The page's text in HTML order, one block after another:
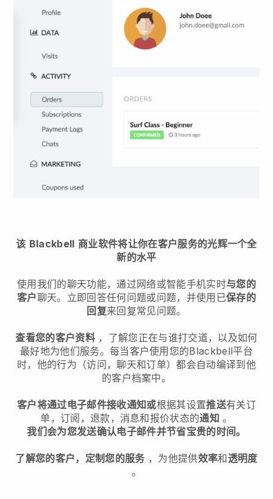
该 Blackbell 商业软件将让你在客户服务的光辉一个全
新的水平
使用我们的聊天功能，通过网络或智能手机实时与您的
客户聊天。立即回答任何问题或问题，并使用已保存的
回复来回复常见问题。
查看您的客户资料 ，了解您正在与谁打交道，以及如何
最好地为他们服务。每当客户使用您的Blackbell平台
时，他的行为（访问，聊天和订单）都会自动编译到他
的客户档案中。
客户将通过电子邮件接收通知或根据其设置推送有关订
单，订阅，退款，消息和报价状态的通知 。
我们会为您发送确认电子邮件并节省宝贵的时间。
了解您的客户，定制您的服务 ，为他提供效率和透明度
。